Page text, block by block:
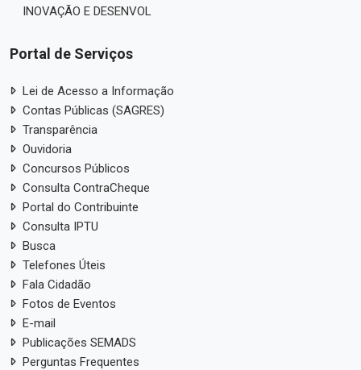
INOVAÇÃO E DESENVOL
Portal de Serviços
Lei de Acesso a Informação
Contas Públicas (SAGRES)
Transparência
Ouvidoria
Concursos Públicos
Consulta ContraCheque
Portal do Contribuinte
Consulta IPTU
Busca
Telefones Úteis
Fala Cidadão
Fotos de Eventos
E-mail
Publicações SEMADS
Perguntas Frequentes